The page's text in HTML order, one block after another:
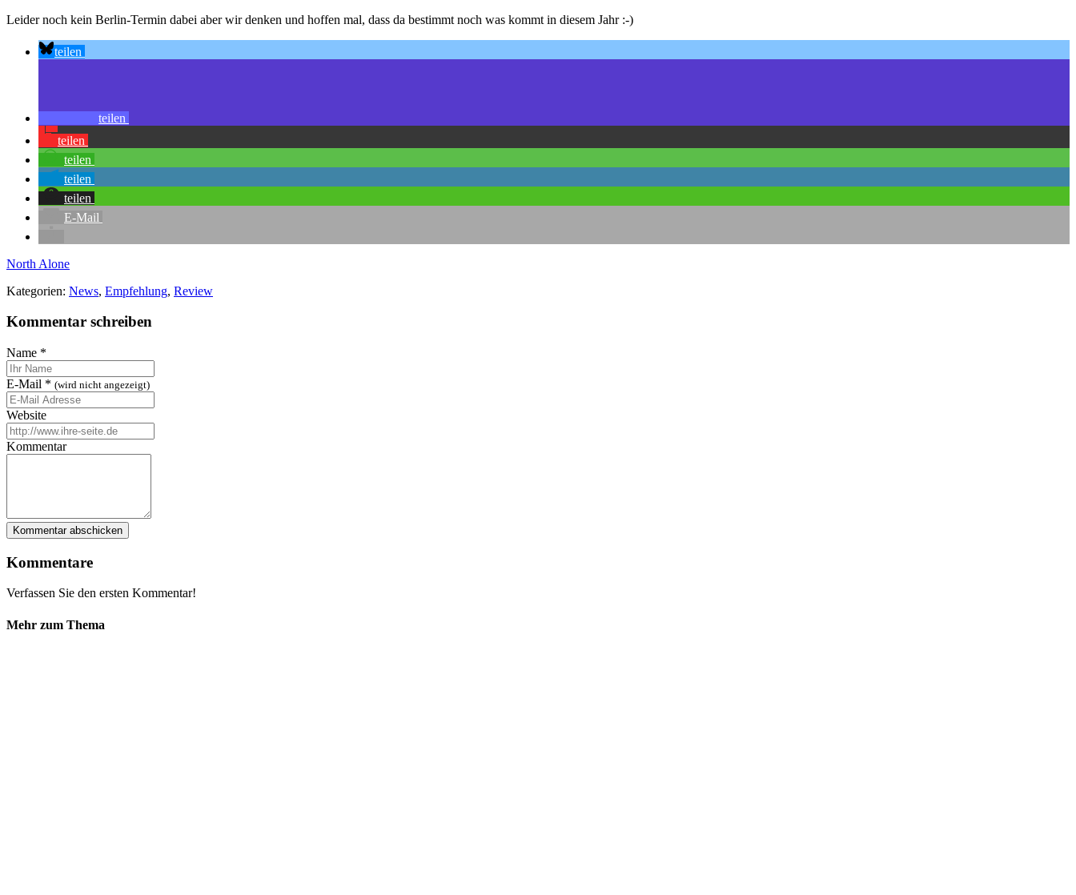
Leider noch kein Berlin-Termin dabei aber wir denken und hoffen mal, dass da bestimmt noch was kommt in diesem Jahr :-)
teilen
teilen
teilen
teilen
teilen
teilen
E-Mail
North Alone
Kategorien: News, Empfehlung, Review
Kommentar schreiben
Name *
E-Mail * (wird nicht angezeigt)
Website
Kommentar
Kommentare
Verfassen Sie den ersten Kommentar!
Mehr zum Thema